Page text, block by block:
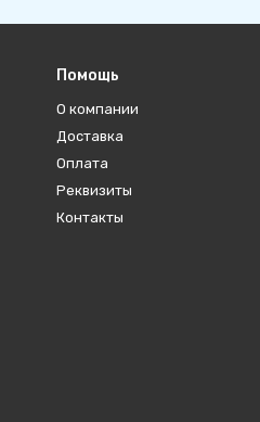
Помощь
О компании
Доставка
Оплата
Реквизиты
Контакты